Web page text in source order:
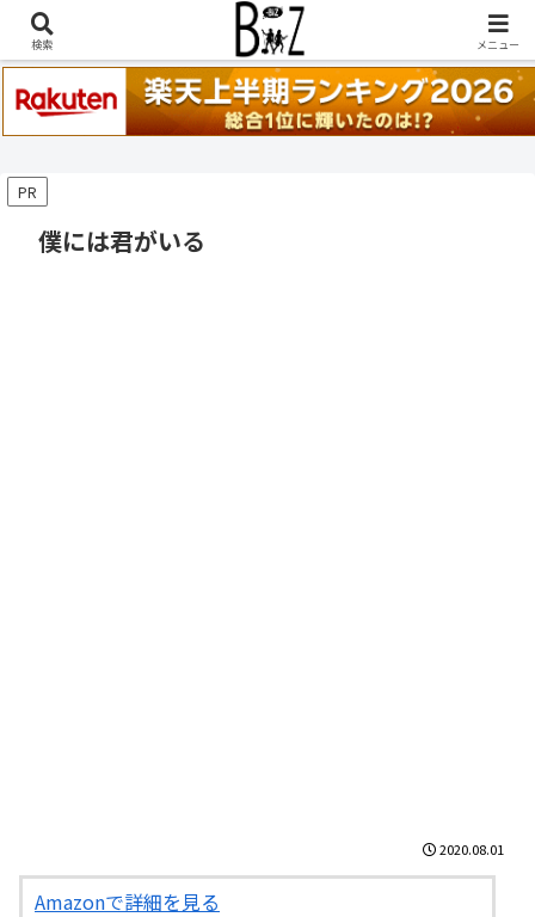
稲葉浩志『en-Zepp』『enⅣ』セトリ一覧はこちら
PR
僕には君がいる
2020.08.01
Amazonで詳細を見る
検索 メニュー